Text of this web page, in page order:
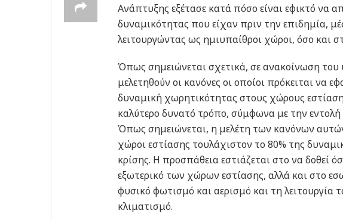
Ανάπτυξης εξέτασε κατά πόσο είναι εφικτό να
δυναμικότητας που είχαν πριν την επιδημία,
λειτουργώντας ως ημιυπαίθροι χώροι, όσο και
Όπως σημειώνεται σχετικά, σε ανακοίνωση
μελετηθούν οι κανόνες οι οποίοι πρόκειται να
δυναμική χωρητικότητας στους χώρους
καλύτερο δυνατό τρόπο, σύμφωνα με την
Όπως σημειώνεται, η μελέτη των κανόνων
χώροι εστίασης τουλάχιστον το 80% της
κρίσης. Η προσπάθεια εστιάζεται στο να δοθεί
εξωτερικό των χώρων εστίασης, αλλά και στο
φυσικό φωτισμό και αερισμό και τη
κλιματισμό.